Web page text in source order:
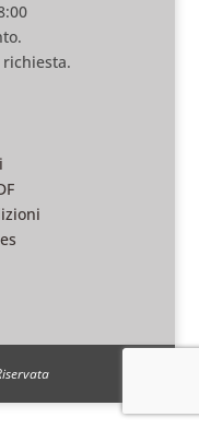
richiesta.